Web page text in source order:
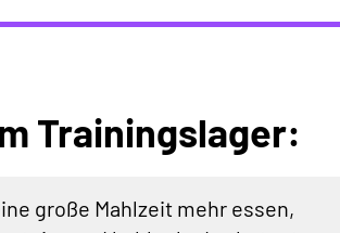
Trainingslager:
große Mahlzeit mehr essen,